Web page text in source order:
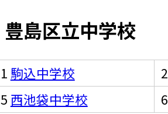
豊島区立中学校
1 駒込中学校 2
5 西池袋中学校 6